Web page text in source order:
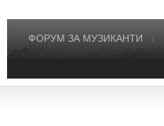
ФОРУМ ЗА МУЗИКАНТИ